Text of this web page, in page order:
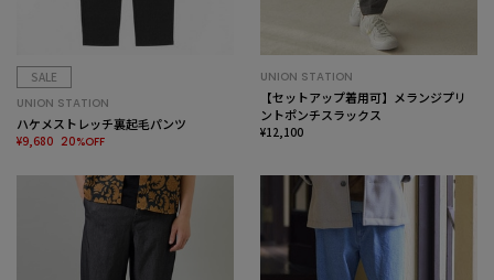
SALE
UNION STATION
ハケメストレッチ裏起毛パンツ
¥9,680 20%OFF
UNION STATION
【セットアップ着用可】メランジプリ
ントポンチスラックス
¥12,100